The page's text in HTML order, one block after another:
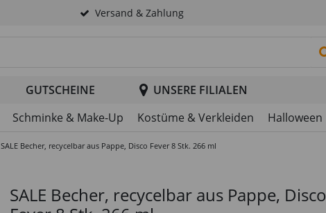
Versand & Zahlung
GUTSCHEINE
UNSERE FILIALEN
Schminke & Make-Up Kostüme & Verkleiden Halloween
SALE Becher, recycelbar aus Pappe, Disco Fever 8 Stk. 266 ml
SALE Becher, recycelbar aus Pappe, Disco